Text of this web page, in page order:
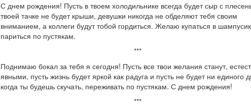
С днем рождения! Пусть в твоем холодильнике всегда будет сыр с
твоей тачке не будет крыши, девушки никогда не обделяют тебя своим
вниманием, а коллеги будут тобой гордиться. Желаю купаться в
париться по пустякам.
***
Поднимаю бокал за тебя я сегодня! Пусть все твои желания станут,
явными, пусть жизнь будет яркой как радуга и пусть не будет ни единого
когда ты будешь скучать, переживать по пустякам. С днем рождения!
***